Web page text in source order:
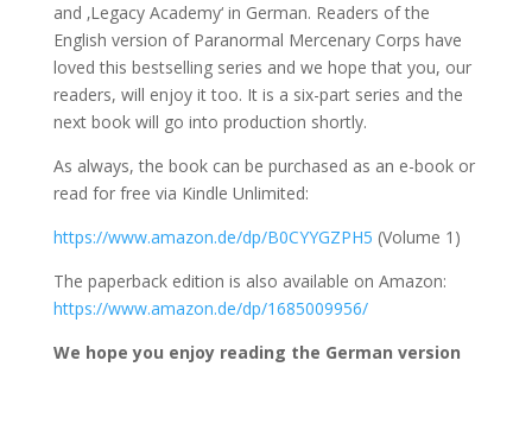
and ‚Legacy Academy‘ in German. Readers of the
English version of Paranormal Mercenary Corps have
loved this bestselling series and we hope that you, our
readers, will enjoy it too. It is a six-part series and the
next book will go into production shortly.
As always, the book can be purchased as an e-book or
read for free via Kindle Unlimited:
https://www.amazon.de/dp/B0CYYGZPH5 (Volume 1)
The paperback edition is also available on Amazon:
https://www.amazon.de/dp/1685009956/
We hope you enjoy reading the German version